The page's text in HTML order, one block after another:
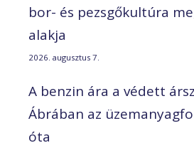
bor- és pezsgőkultúra
alakja
2026. augusztus 7.
A benzin ára a védett
Ábrában az
óta